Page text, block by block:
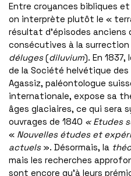
Entre croyances bibliques
on interprète plutôt le «
résultat d’épisodes anciens
consécutives à la
déluges(diluvium). En 1837,
de la Société helvétique
Agassiz, paléontologue
internationale, expose sa
âges glaciaires, ce qui sera
ouvrages de 1840 « Etudes
« Nouvelles études et
actuels». Désormais, la
mais les recherches
sont encore qu’à leurs